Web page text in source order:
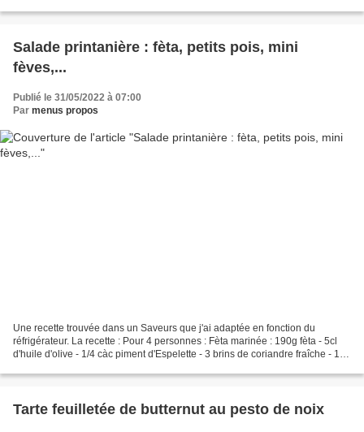
Salade printanière : fèta, petits pois, mini
fèves,...
Publié le 31/05/2022 à 07:00
Par menus propos
Une recette trouvée dans un Saveurs que j'ai adaptée en fonction du
réfrigérateur. La recette : Pour 4 personnes : Fèta marinée : 190g fèta - 5cl
d'huile d'olive - 1/4 càc piment d'Espelette - 3 brins de coriandre fraîche - 1
Tarte feuilletée de butternut au pesto de noix